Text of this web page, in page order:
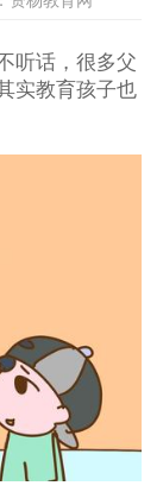
听话，很多父
实教育孩子也